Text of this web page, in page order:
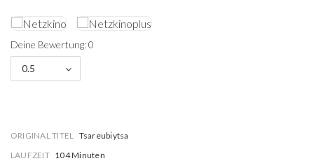
Deine Bewertung: 0
0.5
ORIGINAL TITEL Tsareubiytsa
LAUFZEIT 104 Minuten